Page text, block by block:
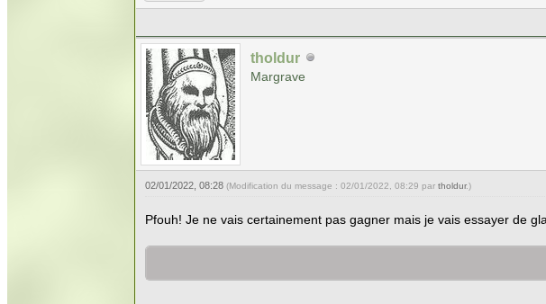
tholdur
Margrave
02/01/2022, 08:28 (Modification du message : 02/01/2022, 08:29 par tholdur.)
Pfouh! Je ne vais certainement pas gagner mais je vais essayer de